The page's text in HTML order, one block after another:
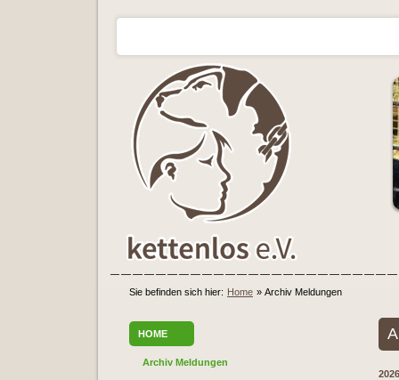
Sie befinden sich hier: Home » Archiv Meldungen
HOME
Archiv Meldungen
2026